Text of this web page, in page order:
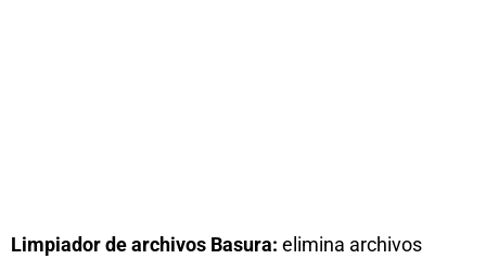
Limpiador de archivos Basura: elimina archivos